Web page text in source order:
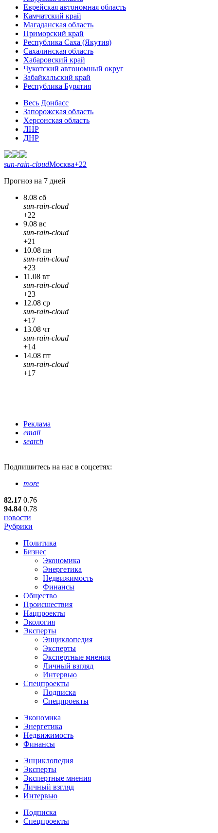
Еврейская автономная область
Камчатский край
Магаданская область
Приморский край
Республика Саха (Якутия)
Сахалинская область
Хабаровский край
Чукотский автономный округ
Забайкальский край
Республика Бурятия
Весь Донбасс
Запорожская область
Херсонская область
ЛНР
ДНР
sun-rain-cloudМосква+22
Прогноз на 7 дней
8.08 сб
sun-rain-cloud
+22
9.08 вс
sun-rain-cloud
+21
10.08 пн
sun-rain-cloud
+23
11.08 вт
sun-rain-cloud
+23
12.08 ср
sun-rain-cloud
+17
13.08 чт
sun-rain-cloud
+14
14.08 пт
sun-rain-cloud
+17
Реклама
email
search
Подпишитесь на нас в соцсетях:
more
82.17 0.76
94.84 0.78
новости
Рубрики
Политика
Бизнес
Экономика
Энергетика
Недвижимость
Финансы
Общество
Происшествия
Нацпроекты
Экология
Эксперты
Энциклопедия
Эксперты
Экспертные мнения
Личный взгляд
Интервью
Спецпроекты
Подписка
Спецпроекты
Экономика
Энергетика
Недвижимость
Финансы
Энциклопедия
Эксперты
Экспертные мнения
Личный взгляд
Интервью
Подписка
Спецпроекты